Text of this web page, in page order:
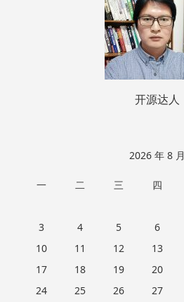
开源达人
2026 年 8 月
一 二 三 四
3
4 5 6
10
11 12 13
17
18 19 20
24
25 26 27